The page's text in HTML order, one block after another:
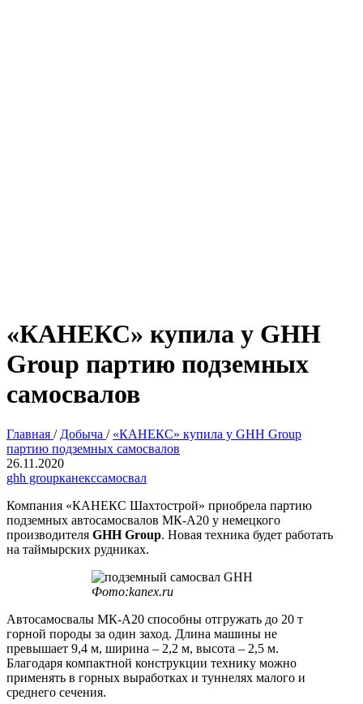
«КАНЕКС» купила у GHH
Group партию подземных
самосвалов
Главная / Добыча / «КАНЕКС» купила у GHH Group
партию подземных самосвалов
26.11.2020
ghh groupканекссамосвал
Компания «КАНЕКС Шахтострой» приобрела партию
подземных автосамосвалов МК-А20 у немецкого
производителя GHH Group. Новая техника будет работать
на таймырских рудниках.
Фото:kanex.ru
Автосамосвалы МК-А20 способны отгружать до 20 т
горной породы за один заход. Длина машины не
превышает 9,4 м, ширина – 2,2 м, высота – 2,5 м.
Благодаря компактной конструкции технику можно
применять в горных выработках и туннелях малого и
среднего сечения.